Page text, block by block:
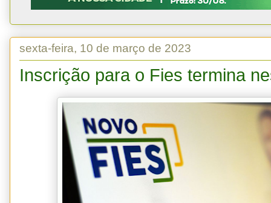
sexta-feira, 10 de março de 2023
Inscrição para o Fies termina